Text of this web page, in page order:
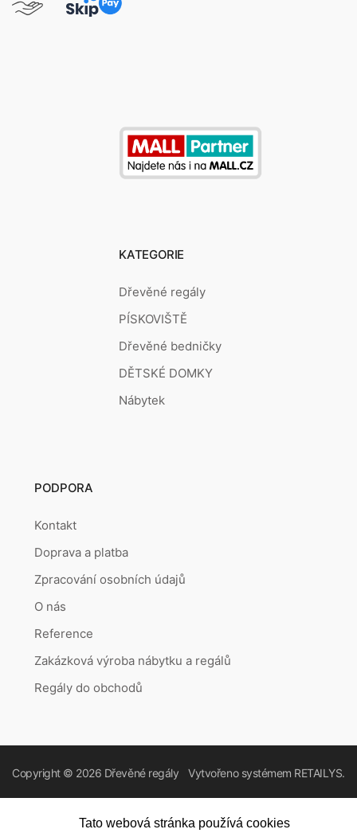
KATEGORIE
Dřevěné regály
PÍSKOVIŠTĚ
Dřevěné bedničky
DĚTSKÉ DOMKY
Nábytek
PODPORA
Kontakt
Doprava a platba
Zpracování osobních údajů
O nás
Reference
Zakázková výroba nábytku a regálů
Regály do obchodů
Copyright © 2026 Dřevěné regály Vytvořeno systémem RETAILYS.
Tato webová stránka používá cookies